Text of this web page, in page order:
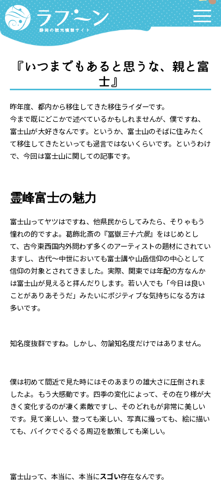
Labooon
『いつまでもあると思うな、親と富
士』
昨年度、都内から移住してきた移住ライダーです。
今まで既にどこかで述べているかもしれませんが、僕ですね、
富士山が大好きなんです。というか、富士山のそばに住みたく
て移住してきたといっても過言ではないくらいです。というわけ
で、今回は富士山に関しての記事です。
霊峰富士の魅力
富士山ってヤツはですね、他県民からしてみたら、そりゃもう
憧れの的ですよ。葛飾北斎の『冨嶽 三十六景』をはじめとし
て、古今東西国内外問わず多くのアーティストの題材にされてい
ますし、古代～中世においても富士講や山岳信仰の中心として
信仰の対象とされてきました。実際、関東では年配の方なんか
は富士山が見えると拝んだりします。若い人でも「今日は良い
ことがありあそうだ」みたいにポジティブな気持ちになる方は
多いです。
知名度抜群ですね。しかし、勿論知名度だけではありません。
僕は初めて間近で見た時にはそのあまりの雄大さに圧倒されま
したよ。もう大感動です。四季の変化によって、その在り様が大
きく変化するのが凄く素敵ですし、そのどれもが非常に美しい
です。見て楽しい、登っても楽しい、写真に撮っても、絵に描い
ても、バイクでぐるぐる周辺を散策しても楽しい。
富士山って、本当に、本当にスゴい存在なんです。